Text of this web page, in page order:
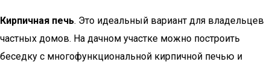
Кирпичная печь. Это идеальный вариант для владельцев
частных домов. На дачном участке можно построить
беседку с многофункциональной кирпичной печью и